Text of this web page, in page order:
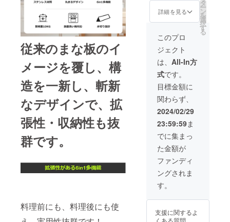
従来のまな板のイ
メージを覆し、構
造を一新し、斬新
なデザインで、拡
張性・収納性も抜
群です。
料理前にも、料理後にも使
ため機敏に
対応するこ
進化を続け
ていきま
す。
我々は現場
主義のもと
に、社員が
健康で元気
な経営を目
指し、「未
来を創る 世
界に生き
る」という
ビジョンを
実現に、そ
の強い想い
状況、
製造工
都合等
により
出荷時
期が遅
れる場
合があ
りま
す。ご
了承く
ださ
い。 *発
送後長
期不
在、ま
たは住
所不明
で弊社
まで返
は、再
送料は
詳細を見る
タ
ー
ン
を
選
択
す
る
このプロ
ジェクト
は、 All-In方
式です。
目標金額に
関わらず、
2024/02/29
23:59:59ま
でに集まっ
た金額が
ファンディ
ングされま
す。
支援に関するよ